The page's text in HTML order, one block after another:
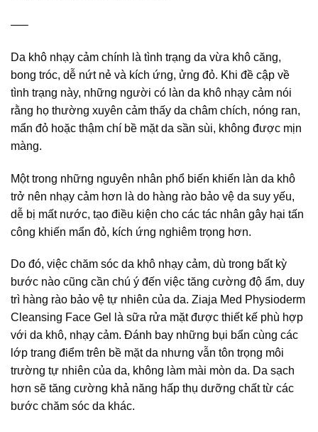
—–
Da khô nhạy cảm chính là tình trạng da vừa khô căng,
bong tróc, dễ nứt nẻ và kích ứng, ửng đỏ. Khi đề cập về
tình trạng này, những người có làn da khô nhạy cảm nói
rằng họ thường xuyên cảm thấy da châm chích, nóng ran,
mẩn đỏ hoặc thậm chí bề mặt da sần sùi, không được mịn
màng.
Một trong những nguyên nhân phổ biến khiến làn da khô
trở nên nhạy cảm hơn là do hàng rào bảo vệ da suy yếu,
dễ bị mất nước, tạo điều kiện cho các tác nhân gây hại tấn
công khiến mẩn đỏ, kích ứng nghiêm trọng hơn.
Do đó, việc chăm sóc da khô nhạy cảm, dù trong bất kỳ
bước nào cũng cần chú ý đến việc tăng cường độ ẩm, duy
trì hàng rào bảo vệ tự nhiên của da. Ziaja Med Physioderm
Cleansing Face Gel là sữa rửa mặt được thiết kế phù hợp
với da khô, nhạy cảm. Đánh bay những bụi bẩn cùng các
lớp trang điểm trên bề mặt da nhưng vẫn tôn trọng môi
trường tự nhiên của da, không làm mài mòn da. Da sạch
hơn sẽ tăng cường khả năng hấp thụ dưỡng chất từ các
bước chăm sóc da khác.